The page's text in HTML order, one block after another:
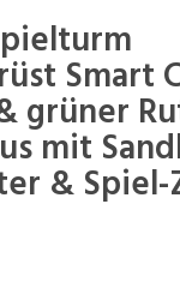
Smart
grüner
mit
&